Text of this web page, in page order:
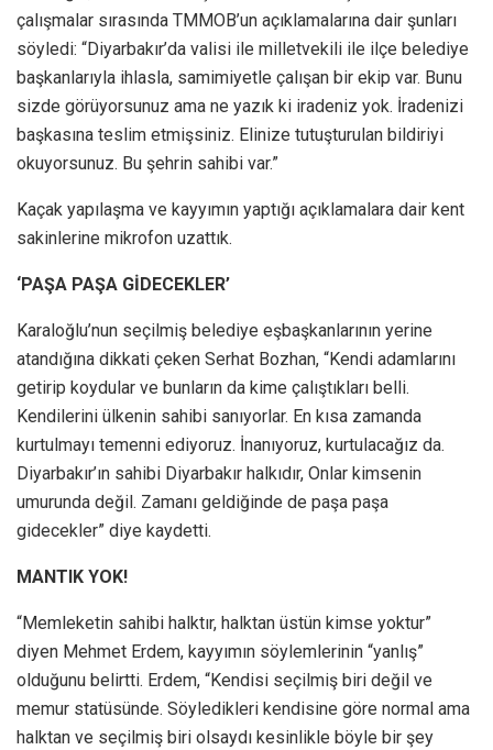
çalışmalar sırasında TMMOB’un açıklamalarına dair şunları
söyledi: “Diyarbakır’da valisi ile milletvekili ile ilçe belediye
başkanlarıyla ihlasla, samimiyetle çalışan bir ekip var. Bunu
sizde görüyorsunuz ama ne yazık ki iradeniz yok. İradenizi
başkasına teslim etmişsiniz. Elinize tutuşturulan bildiriyi
okuyorsunuz. Bu şehrin sahibi var.”
Kaçak yapılaşma ve kayyımın yaptığı açıklamalara dair kent
sakinlerine mikrofon uzattık.
‘PAŞA PAŞA GİDECEKLER’
Karaloğlu’nun seçilmiş belediye eşbaşkanlarının yerine
atandığına dikkati çeken Serhat Bozhan, “Kendi adamlarını
getirip koydular ve bunların da kime çalıştıkları belli.
Kendilerini ülkenin sahibi sanıyorlar. En kısa zamanda
kurtulmayı temenni ediyoruz. İnanıyoruz, kurtulacağız da.
Diyarbakır’ın sahibi Diyarbakır halkıdır, Onlar kimsenin
umurunda değil. Zamanı geldiğinde de paşa paşa
gidecekler” diye kaydetti.
MANTIK YOK!
“Memleketin sahibi halktır, halktan üstün kimse yoktur”
diyen Mehmet Erdem, kayyımın söylemlerinin “yanlış”
olduğunu belirtti. Erdem, “Kendisi seçilmiş biri değil ve
memur statüsünde. Söyledikleri kendisine göre normal ama
halktan ve seçilmiş biri olsaydı kesinlikle böyle bir şey